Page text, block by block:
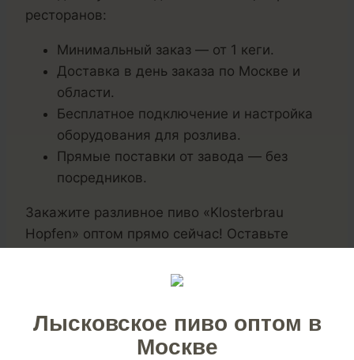
Лысковское пиво оптом в
Москве
ресторанов:
Минимальный заказ — от 1 кеги.
Доставка в день заказа по Москве и
области.
Бесплатное подключение и настройка
оборудования для розлива.
Прямые поставки от завода — без
посредников.
Закажите разливное пиво «Klosterbrau
Hopfen» оптом прямо сейчас! Оставьте
WhatsApp — и уже сегодня ваш ассортимент
высочайшего качества!